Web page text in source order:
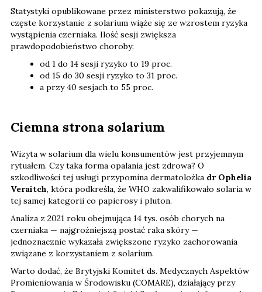
Statystyki opublikowane przez ministerstwo pokazują, że
częste korzystanie z solarium wiąże się ze wzrostem ryzyka
wystąpienia czerniaka. Ilość sesji zwiększa
prawdopodobieństwo choroby:
od 1 do 14 sesji ryzyko to 19 proc.
od 15 do 30 sesji ryzyko to 31 proc.
a przy 40 sesjach to 55 proc.
Ciemna strona solarium
Wizyta w solarium dla wielu konsumentów jest przyjemnym
rytuałem. Czy taka forma opalania jest zdrowa? O
szkodliwości tej usługi przypomina dermatolożka dr Ophelia
Veraitch, która podkreśla, że WHO zakwalifikowało solaria w
tej samej kategorii co papierosy i pluton.
Analiza z 2021 roku obejmująca 14 tys. osób chorych na
czerniaka — najgroźniejszą postać raka skóry —
jednoznacznie wykazała zwiększone ryzyko zachorowania
związane z korzystaniem z solarium.
Warto dodać, że Brytyjski Komitet ds. Medycznych Aspektów
Promieniowania w Środowisku (COMARE), działający przy